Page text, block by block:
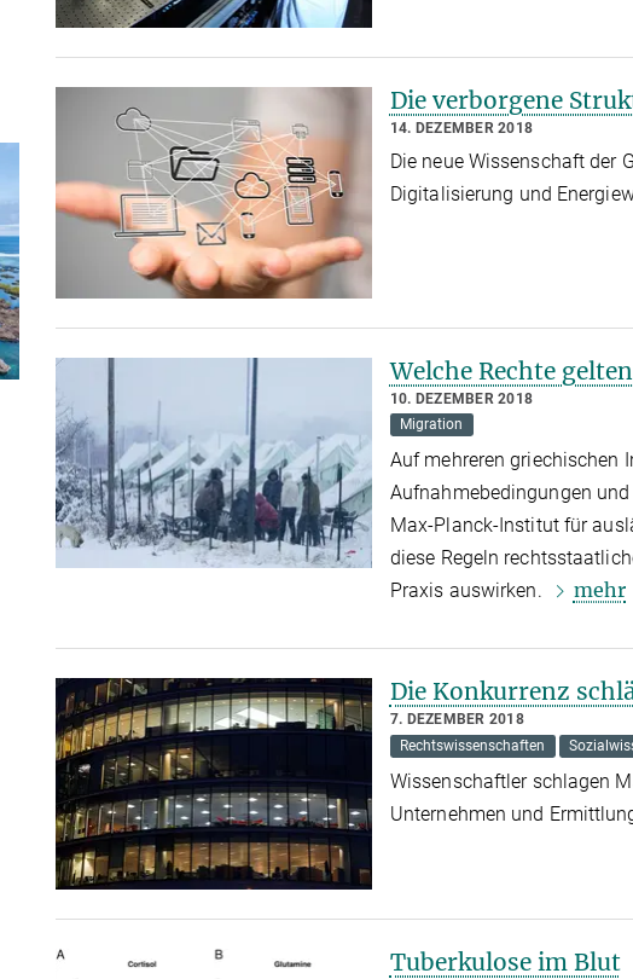
Die verborgene
14. DEZEMBER 2018
Die neue Wissenschaft der
Digitalisierung und
Welche Rechte
10. DEZEMBER 2018
Migration
Auf mehreren griechischen
Aufnahmebedingungen
Max-Planck-Institut für
diese Regeln
Praxis auswirken.
mehr
Die Konkurrenz
7. DEZEMBER 2018
Rechtswissenschaften
Wissenschaftler schlagen
Unternehmen und
Tuberkulose im Blut